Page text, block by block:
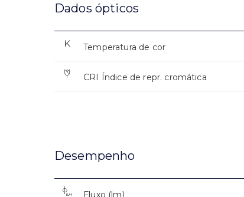
Dados ópticos
Temperatura de cor
CRI Índice de repr. cromática
Desempenho
Fluxo (lm)